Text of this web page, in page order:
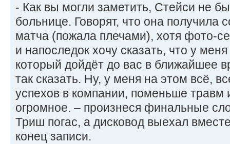
- Как вы могли заметить, Стейси не
больнице. Говорят, что она получила
матча (пожала плечами), хотя фото-
и напоследок хочу сказать, что у
который дойдёт до вас в ближайшее
так сказать. Ну, у меня на этом всё,
успехов в компании, поменьше
огромное. – произнеся финальные
Триш погас, а дисковод выехал
конец записи.